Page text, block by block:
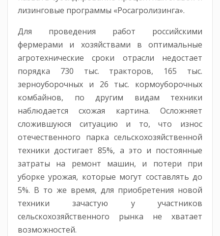
лизинговые программы «Росагролизинга».
Для проведения работ российскими
фермерами и хозяйствами в оптимальные
агротехнические сроки отрасли недостает
порядка 730 тыс. тракторов, 165 тыс.
зерноуборочных и 26 тыс. кормоуборочных
комбайнов, по другим видам техники
наблюдается схожая картина. Осложняет
сложившуюся ситуацию и то, что износ
отечественного парка сельскохозяйственной
техники достигает 85%, а это и постоянные
затраты на ремонт машин, и потери при
уборке урожая, которые могут составлять до
5%. В то же время, для приобретения новой
техники зачастую у участников
сельскохозяйственного рынка не хватает
возможностей.